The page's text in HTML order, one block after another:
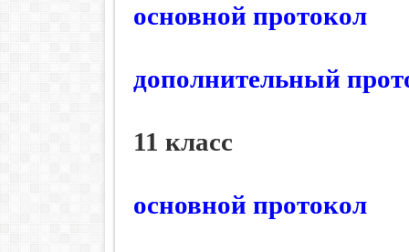
основной протокол
дополнительный
11 класс
основной протокол